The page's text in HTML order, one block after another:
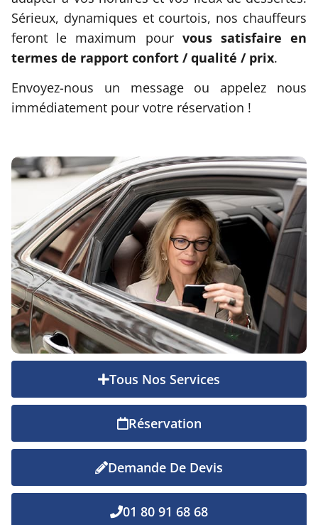
Sérieux, dynamiques et courtois, nos chauffeurs
feront le maximum pour vous satisfaire en
termes de rapport confort / qualité / prix.
Envoyez-nous un message ou appelez nous
immédiatement pour votre réservation !
Tous Nos Services
Réservation
Demande De Devis
01 80 91 68 68